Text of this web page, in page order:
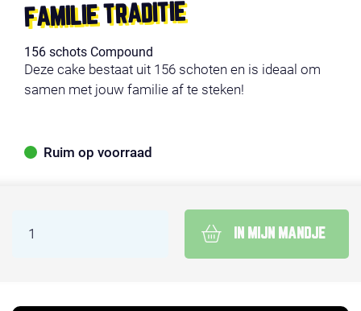
FAMILIE TRADITIE
156 schots Compound
Deze cake bestaat uit 156 schoten en is ideaal om
samen met jouw familie af te steken!
Ruim op voorraad
IN MIJN MANDJE